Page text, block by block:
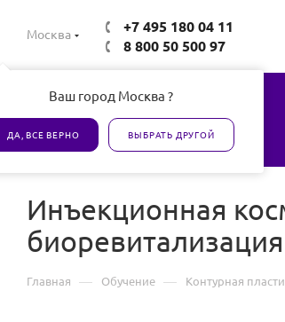
Москва
Ваш город Москва ?
ДА, ВСЕ ВЕРНО ВЫБРАТЬ ДРУГОЙ
+7 495 180 04 11
8 800 50 500 97
Все товары сертифицированы
Инъекционная
Главная — Обучение — Контурная